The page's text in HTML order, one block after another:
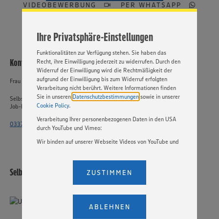
Ihre Privatsphäre-Einstellungen
Cookies und anderer Technologien ist freiwillig und kann
„EINSTELLUNGEN ÄNDERN”. Bitte beachten Sie, dass auf
Basis Ihrer Einstellungen ggf. nicht mehr alle
Funktionalitäten zur Verfügung stehen. Sie haben das
Recht, ihre Einwilligung jederzeit zu widerrufen. Durch den
Widerruf der Einwilligung wird die Rechtmäßigkeit der
aufgrund der Einwilligung bis zum Widerruf erfolgten
Verarbeitung nicht berührt. Weitere Informationen finden
Sie in unseren Datenschutzbestimmungen sowie in unserer
Cookie Policy.
Verarbeitung Ihrer personenbezogenen Daten in den USA
durch YouTube und Vimeo:
Wir binden auf unserer Webseite Videos von YouTube und
Einstellungen bezüglich YouTube und Vimeo zu ändern,
ein, dass Ihre Daten (IP-Adresse, Zeitstempel, ggf.
Nutzerverhalten auf unserer Webseite) an die Anbieter der
Dienste YouTube und Vimeo in den USA übermittelt und
dort verarbeitet werden. Der EuGH sieht die USA als Land
ABLEHNEN
ZUSTIMMEN
VIDEOBEWERBUNG PER WHATSAPP
Kontakt
Frau Rosenow
Selbstständiger Einzelhandel
Job-ID: 58707
033764 - 2515 4471
Selbstständiger Einzelhandel